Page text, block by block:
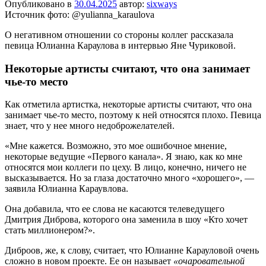
Опубликовано в 30.04.2025 автор: sixways
Источник фото: @yulianna_karaulova
О негативном отношении со стороны коллег рассказала
певица Юлианна Караулова в интервью Яне Чуриковой.
Некоторые артисты считают, что она занимает
чье-то место
Как отметила артистка, некоторые артисты считают, что она
занимает чье-то место, поэтому к ней относятся плохо. Певица
знает, что у нее много недоброжелателей.
«Мне кажется. Возможно, это мое ошибочное мнение,
некоторые ведущие «Первого канала». Я знаю, как ко мне
относятся мои коллеги по цеху. В лицо, конечно, ничего не
высказывается. Но за глаза достаточно много «хорошего», —
заявила Юлианна Караувлова.
Она добавила, что ее слова не касаются телеведущего
Дмитрия Диброва, которого она заменила в шоу «Кто хочет
стать миллионером?».
Диброов, же, к слову, считает, что Юлианне Карауловой очень
сложно в новом проекте. Ее он называет «очаровательной